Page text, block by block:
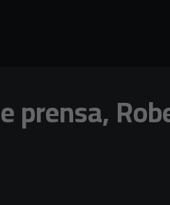
prensa,